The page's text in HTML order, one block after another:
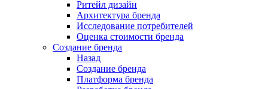
Ритейл дизайн
Архитектура бренда
Исследование потребителей
Оценка стоимости бренда
Создание бренда
Назад
Создание бренда
Платформа бренда